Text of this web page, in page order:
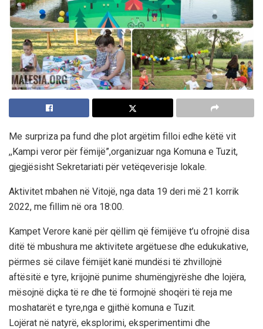
Me surpriza pa fund dhe plot argëtim filloi edhe këtë vit
,,Kampi veror për fëmijë”,organizuar nga Komuna e Tuzit,
gjegjësisht Sekretariati për vetëqeverisje lokale.
Aktivitet mbahen në Vitojë, nga data 19 deri më 21 korrik
2022, me fillim në ora 18:00.
Kampet Verore kanë për qëllim që fëmijëve t’u ofrojnë disa
ditë të mbushura me aktivitete argëtuese dhe edukukative,
përmes së cilave fëmijët kanë mundësi të zhvillojnë
aftësitë e tyre, krijojnë punime shumëngjyrëshe dhe lojëra,
mësojnë diçka të re dhe të formojnë shoqëri të reja me
moshatarët e tyre,nga e gjithë komuna e Tuzit.
Lojërat në natyrë, eksplorimi, eksperimentimi dhe